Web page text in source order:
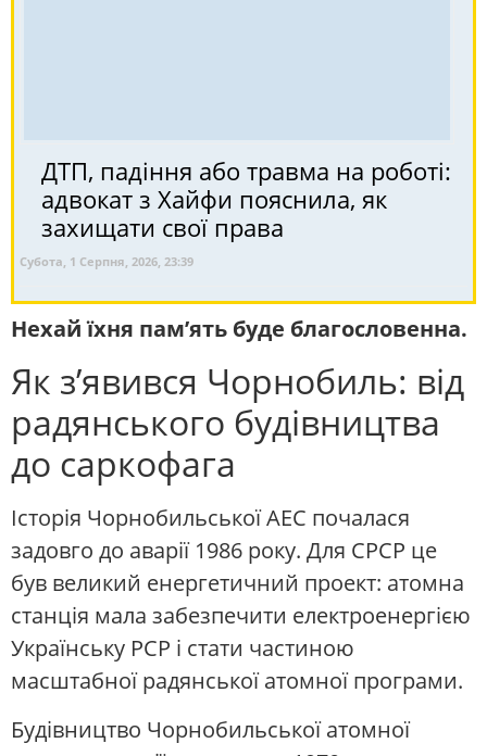
ДТП, падіння або травма на роботі:
адвокат з Хайфи пояснила, як
захищати свої права
Субота, 1 Серпня, 2026, 23:39
Нехай їхня пам’ять буде благословенна.
Як з’явився Чорнобиль: від
радянського будівництва
до саркофага
Історія Чорнобильської АЕС почалася
задовго до аварії 1986 року. Для СРСР це
був великий енергетичний проект: атомна
станція мала забезпечити електроенергією
Українську РСР і стати частиною
масштабної радянської атомної програми.
Будівництво Чорнобильської атомної